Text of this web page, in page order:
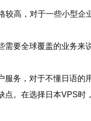
高，对于一些小型企
要全球覆盖的业务来
务，对于不懂日语的
。在选择日本VPS时